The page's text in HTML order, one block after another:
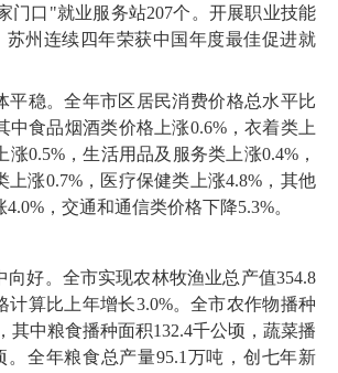
门口"就业服务站207个。开展职业技能
苏州连续四年荣获中国年度最佳促进就
平稳。全年市区居民消费价格总水平比
中食品烟酒类价格上涨0.6%，衣着类上
涨0.5%，生活用品及服务类上涨0.4%，
上涨0.7%，医疗保健类上涨4.8%，其他
4.0%，交通和通信类价格下降5.3%。
向好。全市实现农林牧渔业总产值354.8
计算比上年增长3.0%。全市农作物播种
其中粮食播种面积132.4千公顷，蔬菜播
。全年粮食总产量95.1 万吨，创七年新